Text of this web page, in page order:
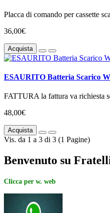
Placca di comando per cassette
36,00€
Acquista
ESAURITO Batteria Scarico
FATTURA la fattura va richiesta
48,00€
Acquista
Vis. da 1 a 3 di 3 (1 Pagine)
Benvenuto su
Clicca per w. web